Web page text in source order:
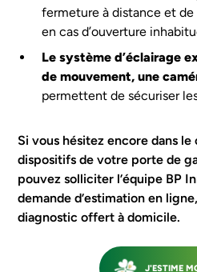
fermeture à distance et
en cas d’ouverture
Le système d’éclairage
de mouvement, une
permettent de sécuriser
Si vous hésitez encore dans
dispositifs de votre porte de
pouvez solliciter l’équipe BP
demande d’estimation en
diagnostic offert à domicile.
J'ESTIME